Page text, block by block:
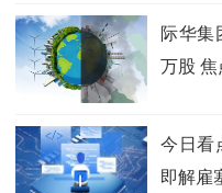
际华集
万股 焦
今日看
即解雇